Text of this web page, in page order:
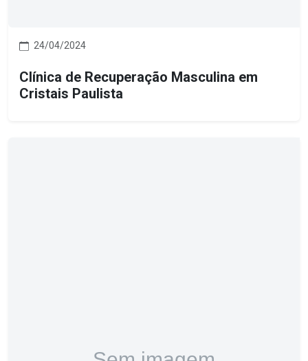
24/04/2024
Clínica de Recuperação Masculina em
Cristais Paulista